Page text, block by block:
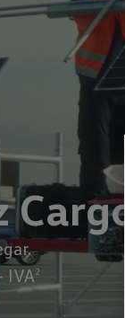
Cargo
IVA2